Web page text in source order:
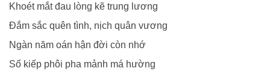
Khoét mắt đau lòng kẽ trung lương
Ðắm sắc quên tình, nịch quân vương
Ngàn năm oán hận đời còn nhớ
Số kiếp phôi pha mảnh má hường